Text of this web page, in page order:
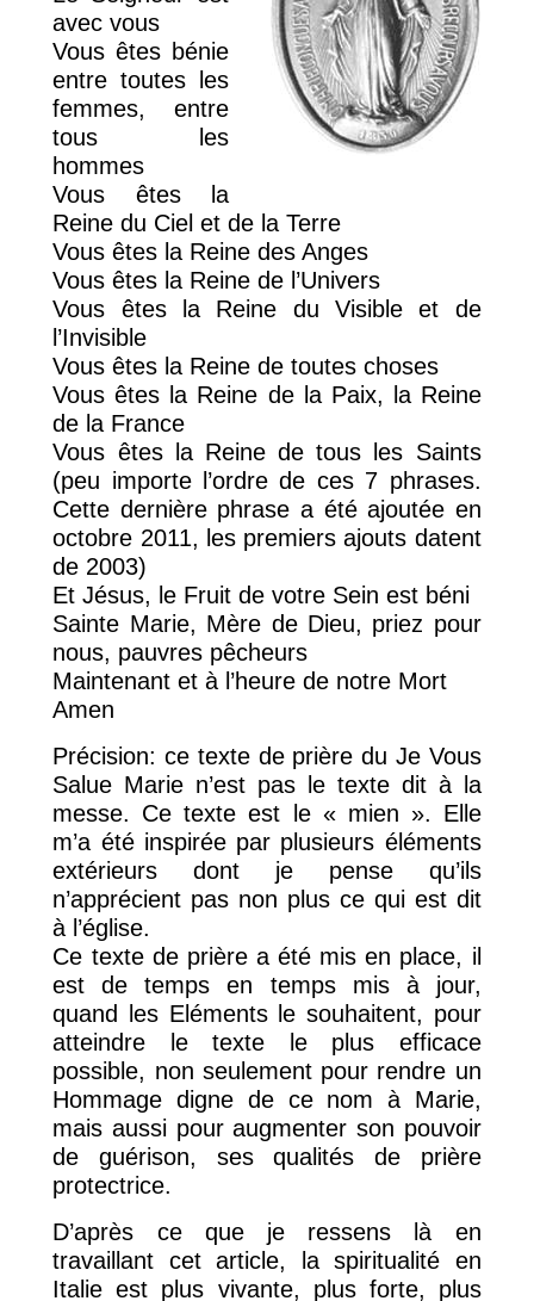
avec vous
Vous êtes bénie
entre toutes les
femmes, entre
tous les
hommes
Vous êtes la
Reine du Ciel et de la Terre
Vous êtes la Reine des Anges
Vous êtes la Reine de l’Univers
Vous êtes la Reine du Visible et de
l’Invisible
Vous êtes la Reine de toutes choses
Vous êtes la Reine de la Paix, la Reine
de la France
Vous êtes la Reine de tous les Saints
(peu importe l’ordre de ces 7 phrases.
Cette dernière phrase a été ajoutée en
octobre 2011, les premiers ajouts datent
de 2003)
Et Jésus, le Fruit de votre Sein est béni
Sainte Marie, Mère de Dieu, priez pour
nous, pauvres pêcheurs
Maintenant et à l’heure de notre Mort
Amen
Précision: ce texte de prière du Je Vous
Salue Marie n’est pas le texte dit à la
messe. Ce texte est le « mien ». Elle
m’a été inspirée par plusieurs éléments
extérieurs dont je pense qu’ils
n’apprécient pas non plus ce qui est dit
à l’église.
Ce texte de prière a été mis en place, il
est de temps en temps mis à jour,
quand les Eléments le souhaitent, pour
atteindre le texte le plus efficace
possible, non seulement pour rendre un
Hommage digne de ce nom à Marie,
mais aussi pour augmenter son pouvoir
de guérison, ses qualités de prière
protectrice.
D’après ce que je ressens là en
travaillant cet article, la spiritualité en
Italie est plus vivante, plus forte, plus